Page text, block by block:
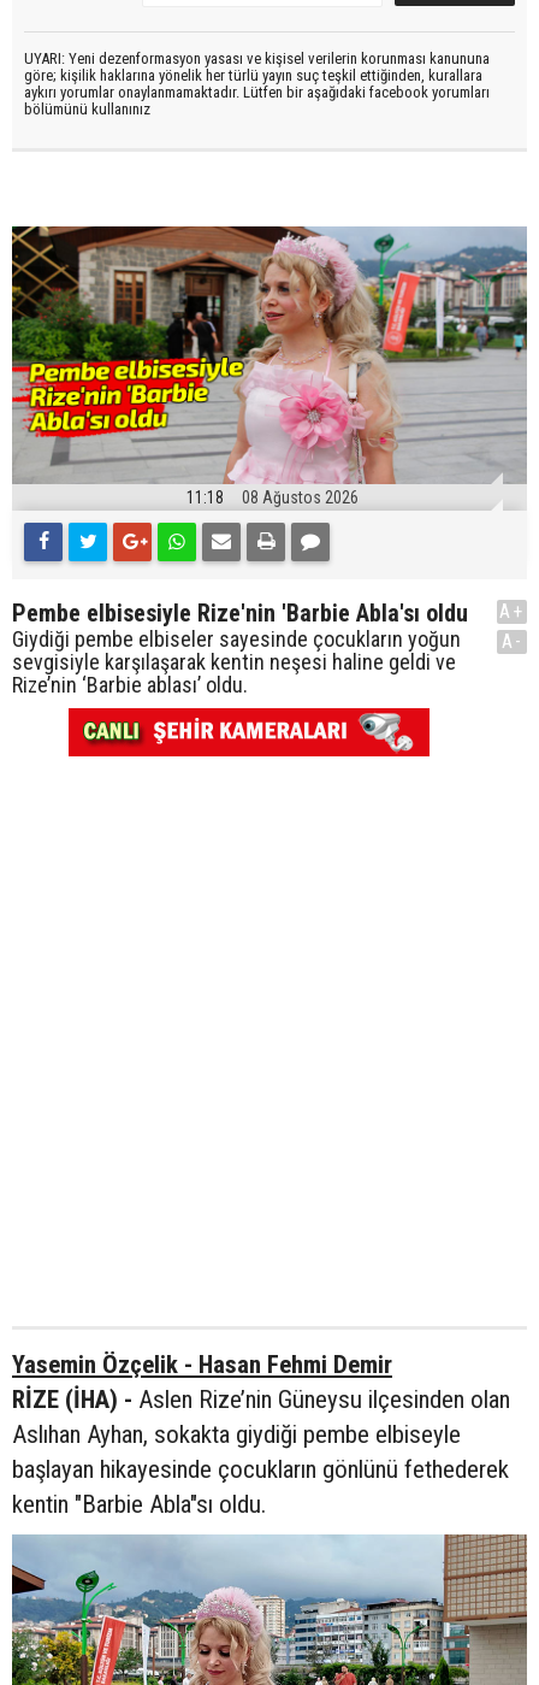
UYARI: Yeni dezenformasyon yasası ve kişisel verilerin korunması kanununa
göre; kişilik haklarına yönelik her türlü yayın suç teşkil ettiğinden, kurallara
aykırı yorumlar onaylanmamaktadır. Lütfen bir aşağıdaki facebook yorumları
bölümünü kullanınız
11:18 08 Ağustos 2026
Pembe elbisesiyle Rize'nin 'Barbie Abla'sı oldu
Giydiği pembe elbiseler sayesinde çocukların yoğun
sevgisiyle karşılaşarak kentin neşesi haline geldi ve
Rize’nin ‘Barbie ablası’ oldu.
A+
A-
Yasemin Özçelik - Hasan Fehmi Demir
RİZE (İHA) - Aslen Rize’nin Güneysu ilçesinden olan
Aslıhan Ayhan, sokakta giydiği pembe elbiseyle
başlayan hikayesinde çocukların gönlünü fethederek
kentin "Barbie Abla"sı oldu.